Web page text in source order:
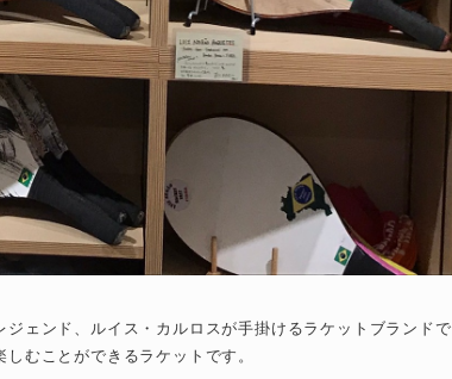
ェンド、ルイス・カルロスが手掛けるラケットブランドで
むことができるラケットです。